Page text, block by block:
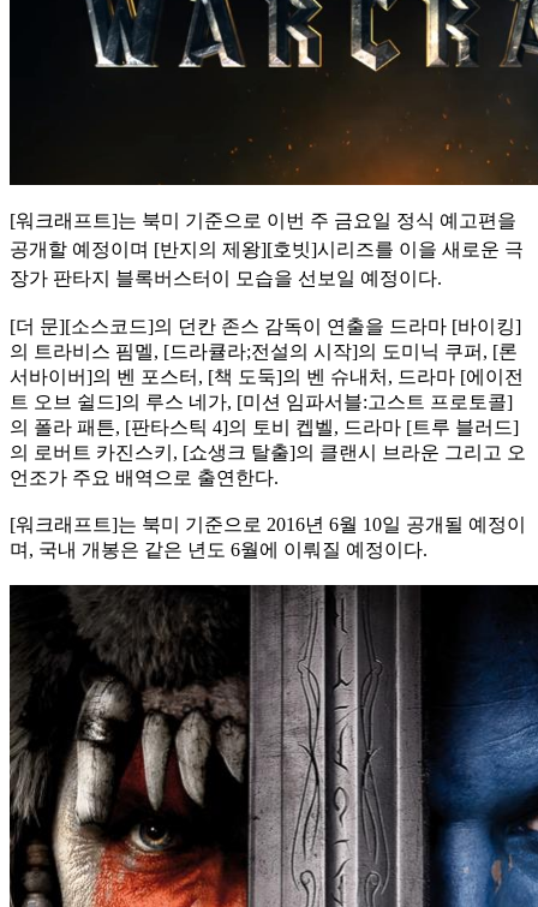
[워크래프트]는 북미 기준으로 이번 주 금요일 정식 예고편을
공개할 예정이며 [반지의 제왕][호빗]시리즈를 이을 새로운 극
장가 판타지 블록버스터이 모습을 선보일 예정이다.
[더 문][소스코드]의 던칸 존스 감독이 연출을 드라마 [바이킹]
의 트라비스 핌멜, [드라큘라;전설의 시작]의 도미닉 쿠퍼, [론
서바이버]의 벤 포스터, [책 도둑]의 벤 슈내처, 드라마 [에이전
트 오브 쉴드]의 루스 네가, [미션 임파서블:고스트 프로토콜]
의 폴라 패튼, [판타스틱 4]의 토비 켑벨, 드라마 [트루 블러드]
의 로버트 카진스키, [쇼생크 탈출]의 클랜시 브라운 그리고 오
언조가 주요 배역으로 출연한다.
[워크래프트]는 북미 기준으로 2016년 6월 10일 공개될 예정이
며, 국내 개봉은 같은 년도 6월에 이뤄질 예정이다.